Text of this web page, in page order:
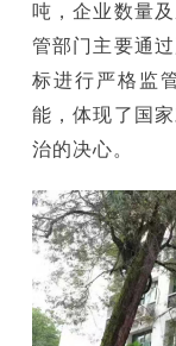
吨，企业数量
管部门主要通
标进行严格监
能，体现了国
治的决心。